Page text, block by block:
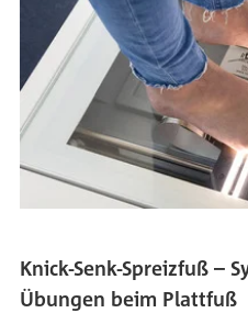
Knick-Senk-Spreizfuß –
Übungen beim Plattfuß